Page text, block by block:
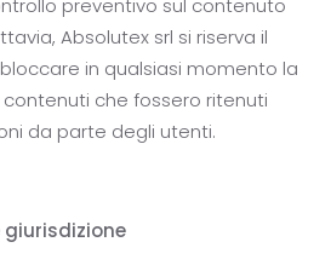
preventivo sul contenuto
Absolutex srl si riserva il
in qualsiasi momento la
che fossero ritenuti
da parte degli utenti.
giurisdizione